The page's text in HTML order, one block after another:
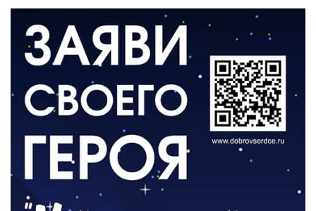
ВЛАСТЬ
День памяти и «Симфония народов»
06.08.2026
Новый настил на экотропе
05.08.2026